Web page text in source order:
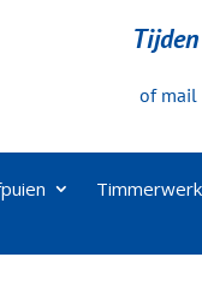
of mail